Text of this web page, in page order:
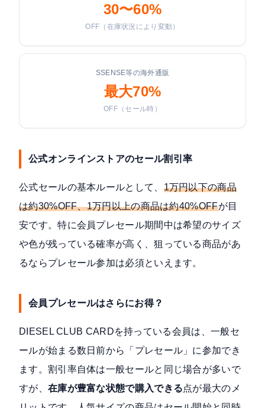
30〜60%
OFF（在庫状況により変動）
SSENSE等の海外通販
最大70%
OFF（セール時）
公式オンラインストアのセール割引率
公式セールの基本ルールとして、 1万円以下の商品
は約30%OFF、1万円以上の商品は約40%OFFが目
安です。特に会員プレセール期間中は希望のサイズ
や色が残っている確率が高く、狙っている商品があ
るならプレセール参加は必須といえます。
会員プレセールはさらにお得？
DIESEL CLUB CARDを持っている会員は、一般セ
ールが始まる数日前から「プレセール」に参加でき
ます。割引率自体は一般セールと同じ場合が多いで
すが、 在庫が豊富な状態で購入できる点が最大のメ